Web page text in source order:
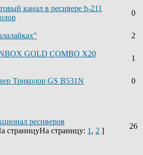
канал в ресивере b-211
0
2
GOLD COMBO X20
1
Триколор GS B531N 0
ресиверов
На страницу: 1 , 2 ]
26